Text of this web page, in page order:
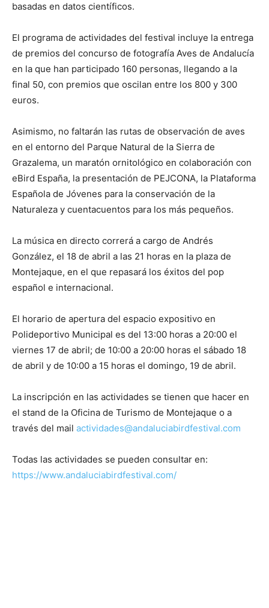
basadas en datos científicos.
El programa de actividades del festival incluye la entrega
de premios del concurso de fotografía Aves de Andalucía
en la que han participado 160 personas, llegando a la
final 50, con premios que oscilan entre los 800 y 300
euros.
Asimismo, no faltarán las rutas de observación de aves
en el entorno del Parque Natural de la Sierra de
Grazalema, un maratón ornitológico en colaboración con
eBird España, la presentación de PEJCONA, la Plataforma
Española de Jóvenes para la conservación de la
Naturaleza y cuentacuentos para los más pequeños.
La música en directo correrá a cargo de Andrés
González, el 18 de abril a las 21 horas en la plaza de
Montejaque, en el que repasará los éxitos del pop
español e internacional.
El horario de apertura del espacio expositivo en
Polideportivo Municipal es del 13:00 horas a 20:00 el
viernes 17 de abril; de 10:00 a 20:00 horas el sábado 18
de abril y de 10:00 a 15 horas el domingo, 19 de abril.
La inscripción en las actividades se tienen que hacer en
el stand de la Oficina de Turismo de Montejaque o a
través del mail actividades@andaluciabirdfestival.com
Todas las actividades se pueden consultar en:
https://www.andaluciabirdfestival.com/